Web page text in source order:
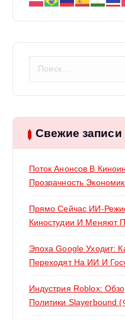
и
: Свежие записи
Поток Анонсов В
Прозрачность
Прямо Сейчас ИИ-
Киностудии И Меняют
Эпоха Google Уходит:
Переходят На ИИ И
Индустрия Roblox:
Политики Slayerbound